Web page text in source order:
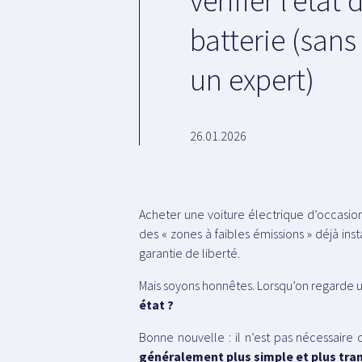
batterie
un expert)
26.01.2026
Acheter une voiture électrique
des « zones à faibles émissions » déjà
garantie de liberté.
Mais soyons honnêtes. Lorsqu’on
état ?
Bonne nouvelle : il n’est pas
généralement plus simple et plus